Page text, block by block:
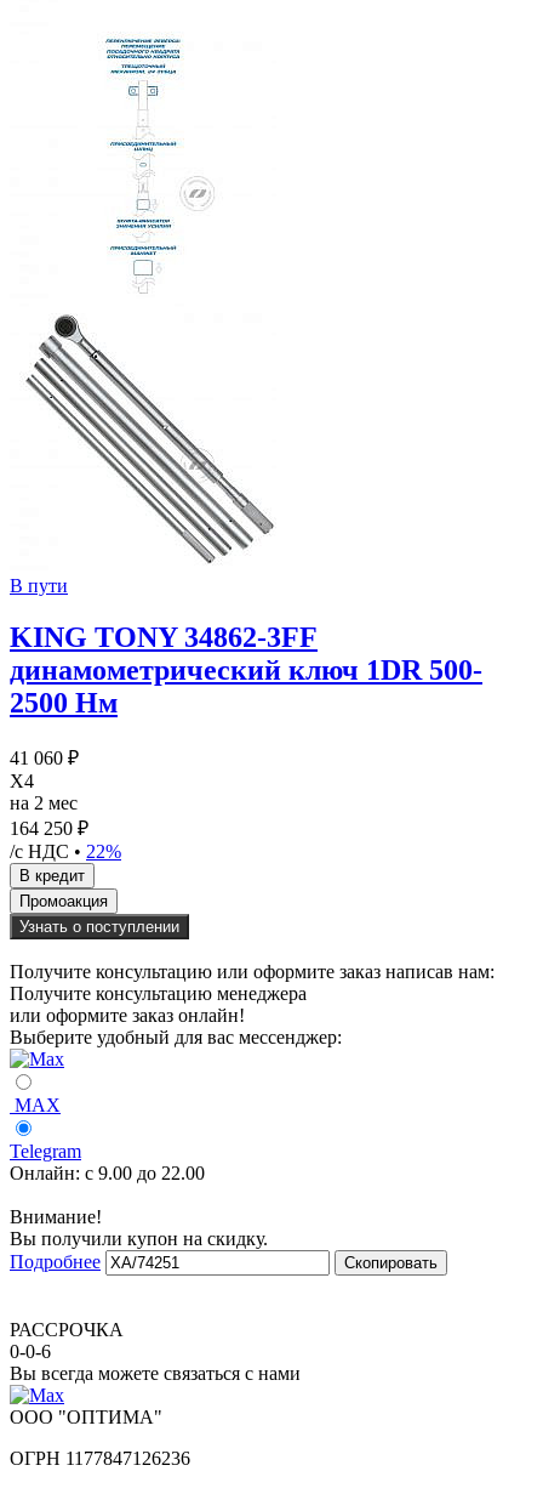
В пути
KING TONY 34862-3FF
динамометрический ключ 1DR 500-
2500 Нм
41 060 ₽
X4
на 2 мес
164 250 ₽
/с НДС • 22%
Узнать о поступлении
Получите консультацию или оформите заказ написав нам:
Получите консультацию менеджера
или оформите заказ онлайн!
Выберите удобный для вас мессенджер:
MAX
Telegram
Онлайн: с 9.00 до 22.00
Внимание!
Вы получили купон на скидку.
Подробнее
Скопировать
РАССРОЧКА
0-0-6
Вы всегда можете связаться с нами
ООО "ОПТИМА"
ОГРН 1177847126236